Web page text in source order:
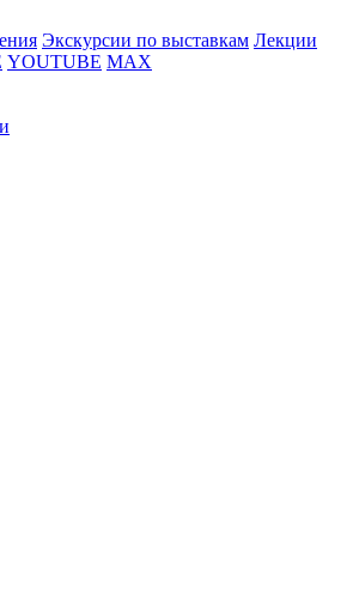
Экскурсии по выставкам Лекции
YOUTUBE MAX